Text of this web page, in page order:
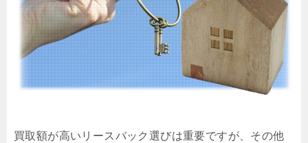
買取額が高いリースバック選びは重要ですが、その他